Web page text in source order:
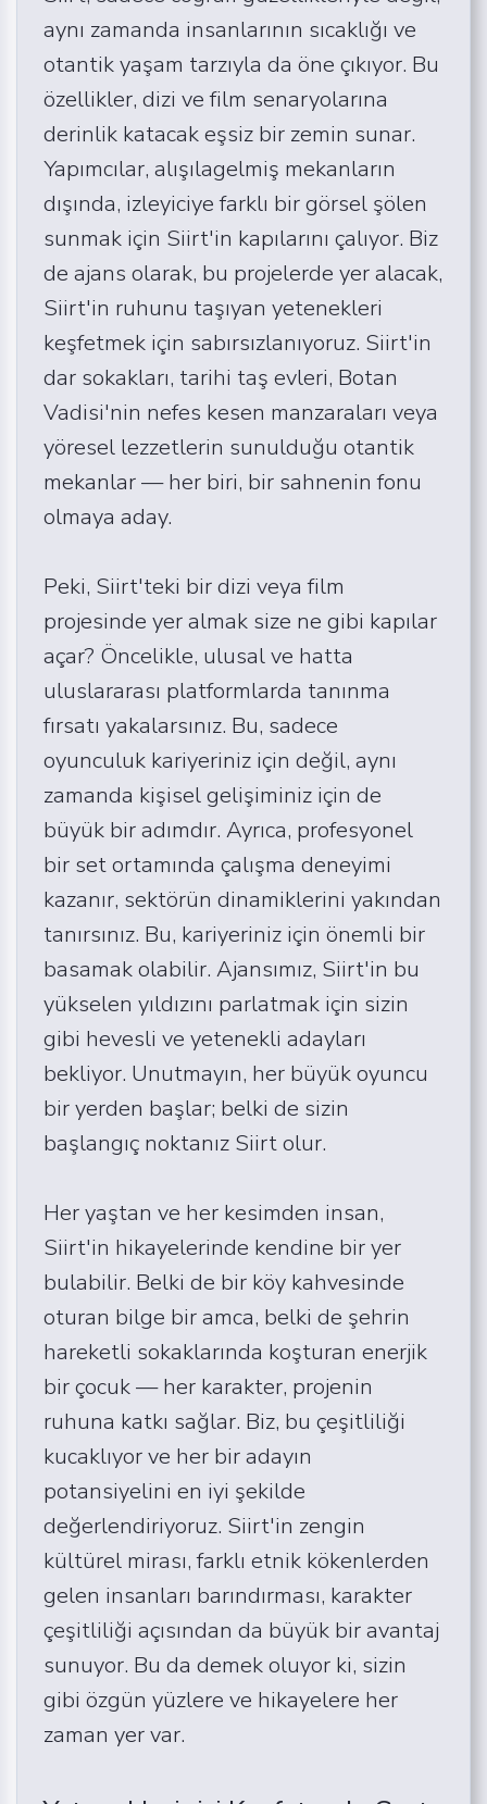
aynı zamanda insanlarının sıcaklığı ve
otantik yaşam tarzıyla da öne çıkıyor. Bu
özellikler, dizi ve film senaryolarına
derinlik katacak eşsiz bir zemin sunar.
Yapımcılar, alışılagelmiş mekanların
dışında, izleyiciye farklı bir görsel şölen
sunmak için Siirt'in kapılarını çalıyor. Biz
de ajans olarak, bu projelerde yer alacak,
Siirt'in ruhunu taşıyan yetenekleri
keşfetmek için sabırsızlanıyoruz. Siirt'in
dar sokakları, tarihi taş evleri, Botan
Vadisi'nin nefes kesen manzaraları veya
yöresel lezzetlerin sunulduğu otantik
mekanlar — her biri, bir sahnenin fonu
olmaya aday.
Peki, Siirt'teki bir dizi veya film
projesinde yer almak size ne gibi kapılar
açar? Öncelikle, ulusal ve hatta
uluslararası platformlarda tanınma
fırsatı yakalarsınız. Bu, sadece
oyunculuk kariyeriniz için değil, aynı
zamanda kişisel gelişiminiz için de
büyük bir adımdır. Ayrıca, profesyonel
bir set ortamında çalışma deneyimi
kazanır, sektörün dinamiklerini yakından
tanırsınız. Bu, kariyeriniz için önemli bir
basamak olabilir. Ajansımız, Siirt'in bu
yükselen yıldızını parlatmak için sizin
gibi hevesli ve yetenekli adayları
bekliyor. Unutmayın, her büyük oyuncu
bir yerden başlar; belki de sizin
başlangıç noktanız Siirt olur.
Her yaştan ve her kesimden insan,
Siirt'in hikayelerinde kendine bir yer
bulabilir. Belki de bir köy kahvesinde
oturan bilge bir amca, belki de şehrin
hareketli sokaklarında koşturan enerjik
bir çocuk — her karakter, projenin
ruhuna katkı sağlar. Biz, bu çeşitliliği
kucaklıyor ve her bir adayın
potansiyelini en iyi şekilde
değerlendiriyoruz. Siirt'in zengin
kültürel mirası, farklı etnik kökenlerden
gelen insanları barındırması, karakter
çeşitliliği açısından da büyük bir avantaj
sunuyor. Bu da demek oluyor ki, sizin
gibi özgün yüzlere ve hikayelere her
zaman yer var.